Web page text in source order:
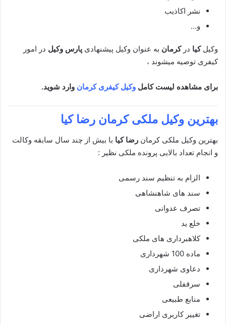
نشر اکاذیب
و…
وکیل کیا در کرمان به عنوان وکیل پیشنهادی پارس وکیل در امور
کیفری توصیه میشوند ،
برای مشاهده لیست کامل وکیل کیفری کرمان وارد شوید.
بهترین وکیل ملکیکرمان رضا کیا
بهترین وکیل ملکی کرمان رضا کیا با بیش از چند سال سابقه وکالت
و انجام تعداد بالایی پرونده ملکی نظیر :
الزام به تنظیم سند رسمی
سند های شاهنشاهی
تصرف عدوانی
خلع ید
کلاهبرداری های ملکی
ماده 100 شهرداری
دعاوی شهرداری
سرقفلی
منابع طبیعی
تغییر کاربری اراضی